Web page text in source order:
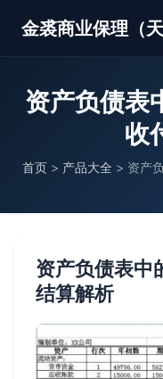
金裘商业保理（
资产负债表
收
首页 > 产品大全 > 资产
资产负债表中
结算解析